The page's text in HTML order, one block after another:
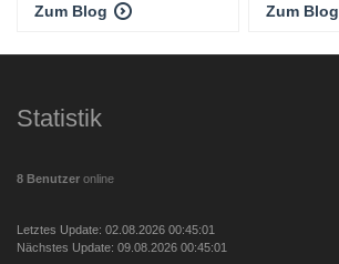
Zum Blog Zum Blog
Statistik
8 Benutzer online
Letztes Update: 02.08.2026 00:45:01
Nächstes Update: 09.08.2026 00:45:01